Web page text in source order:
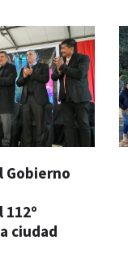
Gobierno
ciudad